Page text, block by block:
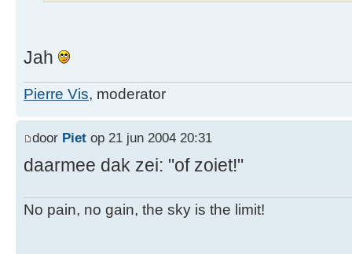
Jah
Pierre Vis, moderator
door Piet op 21 jun 2004 20:31
daarmee dak zei: "of zoiet!"
No pain, no gain, the sky is the limit!